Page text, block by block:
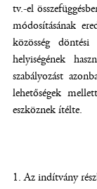
tv.-el
módosításának
közösség
helyiségének
szabályozást
lehetőségek
eszköznek ítélte.
1. Az indítvány